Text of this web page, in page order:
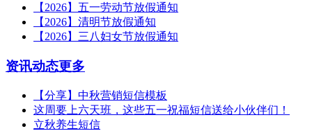
【2026】五一劳动节放假通知
【2026】清明节放假通知
【2026】三八妇女节放假通知
资讯动态更多
【分享】中秋营销短信模板
这周要上六天班，这些五一祝福短信送给小伙伴们！
立秋养生短信